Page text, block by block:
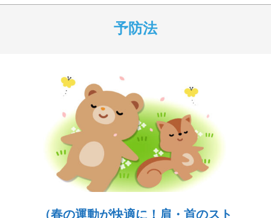
予防法
（春の運動が快適に！肩・首のスト